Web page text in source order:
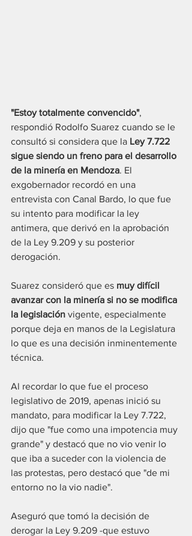
"Estoy totalmente convencido",
respondió Rodolfo Suarez cuando se le
consultó si considera que la Ley 7.722
sigue siendo un freno para el desarrollo
de la minería en Mendoza. El
exgobernador recordó en una
entrevista con Canal Bardo, lo que fue
su intento para modificar la ley
antimera, que derivó en la aprobación
de la Ley 9.209 y su posterior
derogación.
Suarez consideró que es muy difícil
avanzar con la minería si no se modifica
la legislación vigente, especialmente
porque deja en manos de la Legislatura
lo que es una decisión inminentemente
técnica.
Al recordar lo que fue el proceso
legislativo de 2019, apenas inició su
mandato, para modificar la Ley 7.722,
dijo que "fue como una impotencia muy
grande" y destacó que no vio venir lo
que iba a suceder con la violencia de
las protestas, pero destacó que "de mi
entorno no la vio nadie".
Aseguró que tomó la decisión de
derogar la Ley 9.209 -que estuvo